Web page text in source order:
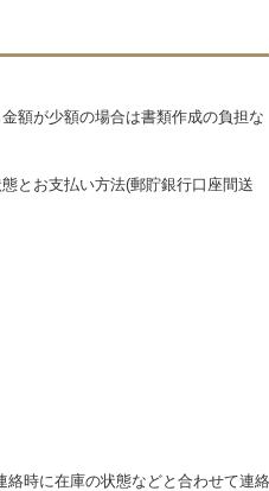
額が少額の場合は書類作成の負担な
とお支払い方法(郵貯銀行口座間送
時に在庫の状態などと合わせて連絡